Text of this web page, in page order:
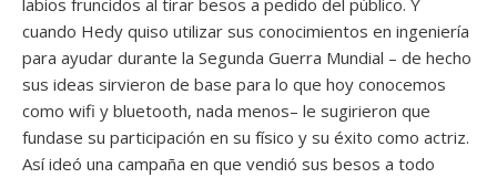
labios fruncidos al tirar besos a pedido del público. Y
cuando Hedy quiso utilizar sus conocimientos en ingeniería
para ayudar durante la Segunda Guerra Mundial – de hecho
sus ideas sirvieron de base para lo que hoy conocemos
como wifi y bluetooth, nada menos– le sugirieron que
fundase su participación en su físico y su éxito como actriz.
Así ideó una campaña en que vendió sus besos a todo